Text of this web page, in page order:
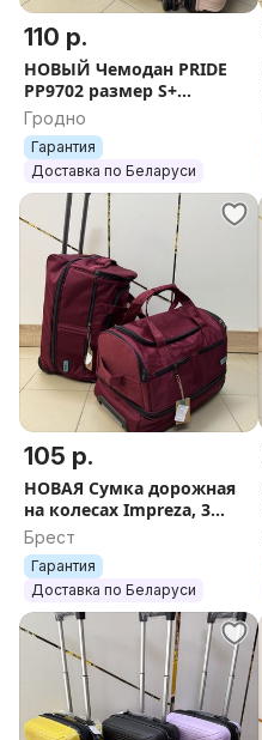
110 р.
НОВЫЙ Чемодан PRIDE
PP9702 размер S+
БЕСПЛАТНАЯ ДОСТАВКА
ПО БЕЛАРУСИ
Гродно
Гарантия
Доставка по Беларуси
105 р.
НОВАЯ Сумка дорожная
на колесах Impreza, 3
колеса RED (60 литров, 94
литров) + БЕСПЛАТНАЯ
отправка
Брест
Гарантия
Доставка по Беларуси